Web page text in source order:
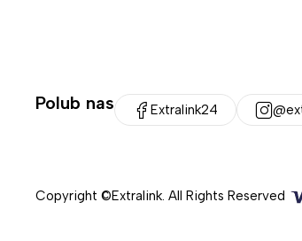
Polub nas Extralink24
Copyright ©Extralink. All Rights Reserved